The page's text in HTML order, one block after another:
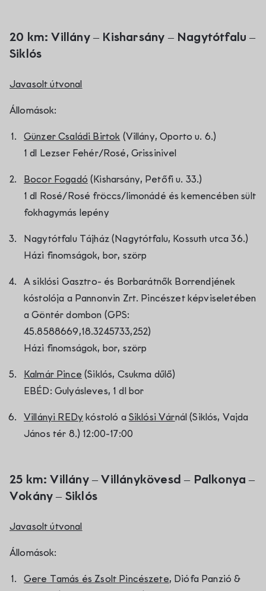
20 km: Villány – Kisharsány – Nagytótfalu –
Siklós
Javasolt útvonal
Állomások:
Günzer Családi Birtok (Villány, Oporto u. 6.)
1 dl Lezser Fehér/Rosé, Grissinivel
Bocor Fogadó (Kisharsány, Petőfi u. 33.)
1 dl Rosé/Rosé fröccs/limonádé és kemencében sült
fokhagymás lepény
Nagytótfalu Tájház (Nagytótfalu, Kossuth utca 36.)
Házi finomságok, bor, szörp
A siklósi Gasztro- és Borbarátnők Borrendjének
kóstolója a Pannonvin Zrt. Pincészet képviseletében
a Göntér dombon (GPS:
45.8588669,18.3245733,252)
Házi finomságok, bor, szörp
Kalmár Pince (Siklós, Csukma dűlő)
EBÉD: Gulyásleves, 1 dl bor
Villányi REDy kóstoló a Siklósi Várnál (Siklós, Vajda
János tér 8.) 12:00-17:00
25 km: Villány – Villánykövesd – Palkonya –
Vokány – Siklós
Javasolt útvonal
Állomások:
Gere Tamás és Zsolt Pincészete, Diófa Panzió &